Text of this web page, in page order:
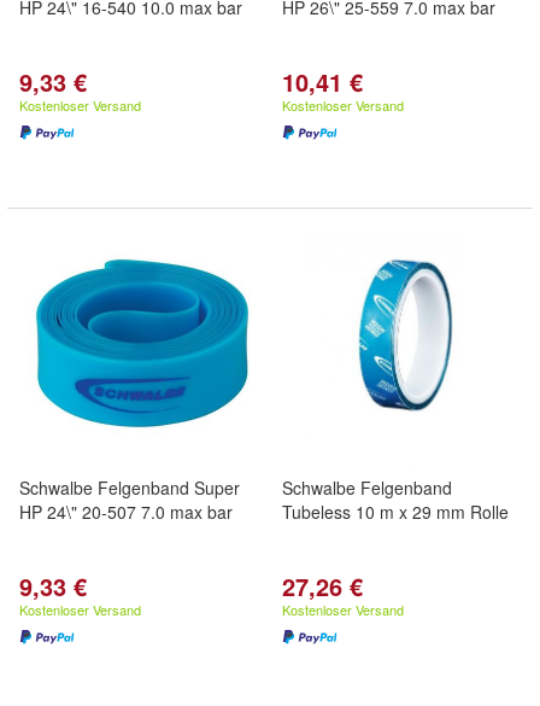
HP 24\" 16-540 10.0 max bar
9,33 €
Kostenloser Versand
HP 26\" 25-559 7.0 max bar
10,41 €
Kostenloser Versand
Schwalbe Felgenband Super
HP 24\" 20-507 7.0 max bar
9,33 €
Kostenloser Versand
Schwalbe Felgenband
Tubeless 10 m x 29 mm Rolle
27,26 €
Kostenloser Versand